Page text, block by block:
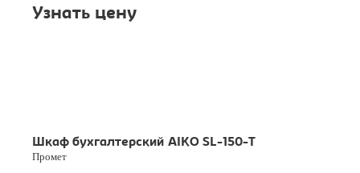
Узнать цену
Шкаф бухгалтерский AIKO SL-150-T
Промет